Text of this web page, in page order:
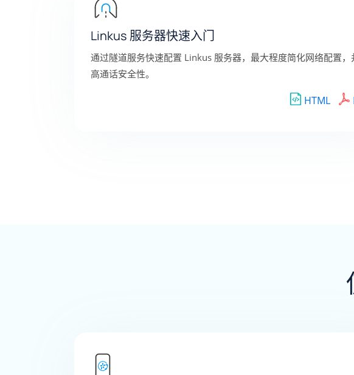
Linkus 服务器快速入门
通过隧道服务快速配置 Linkus 服务器，最大程度简化网络配置，
高通话安全性。
HTML